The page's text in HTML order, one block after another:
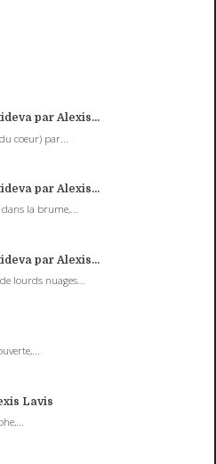
par Alexis...
coeur) par...
par Alexis...
la brume,...
par Alexis...
lourds nuages...
Lavis